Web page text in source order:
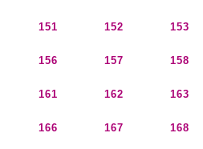
151 152 153
156 157 158
161 162 163
166 167 168